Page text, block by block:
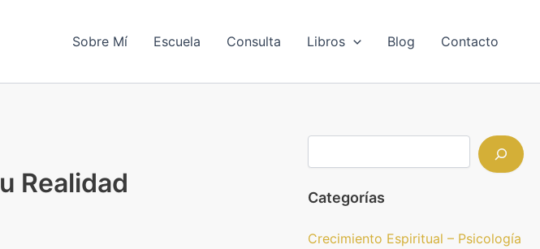
Sobre Mí Escuela Consulta Libros Blog Contacto
Realidad
s
r
Categorías
Crecimiento Espiritual – Psicología